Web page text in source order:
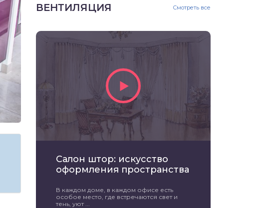
ВЕНТИЛЯЦИЯ Смотреть все
Салон штор: искусство
оформления пространства
В каждом доме, в каждом офисе есть
особое место, где встречаются свет и
тень, уют ...